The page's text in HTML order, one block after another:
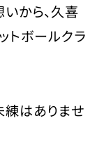
いから、久喜
トボールクラ
はありませ